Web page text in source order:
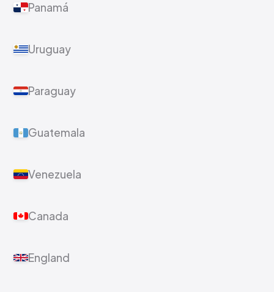
Panamá
Uruguay
Paraguay
Guatemala
Venezuela
Canada
England